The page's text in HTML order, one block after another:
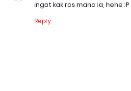
ingat kak ros mana la, hehe :P
Reply